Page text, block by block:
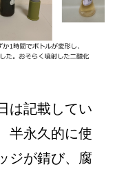
は記載してい
半永久的に使
ジが錆び、腐